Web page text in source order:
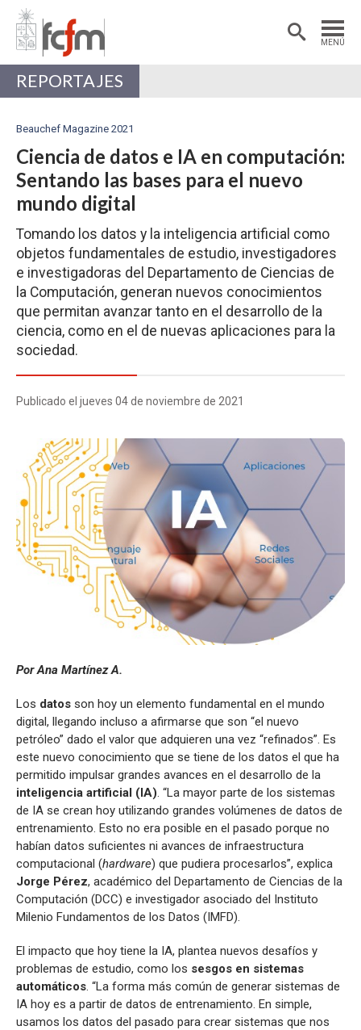
MENÚ
Estudiantes
Académicas/os
REPORTAJES
Beauchef Magazine 2021
Ciencia de datos e IA en computación:
Sentando las bases para el nuevo
mundo digital
Tomando los datos y la inteligencia artificial como
objetos fundamentales de estudio, investigadores
e investigadoras del Departamento de Ciencias de
la Computación, generan nuevos conocimientos
que permitan avanzar tanto en el desarrollo de la
ciencia, como en el de nuevas aplicaciones para la
sociedad.
Publicado el jueves 04 de noviembre de 2021
Por Ana Martínez A.
Los datos son hoy un elemento fundamental en el mundo
digital, llegando incluso a afirmarse que son “el nuevo
petróleo” dado el valor que adquieren una vez “refinados”. Es
este nuevo conocimiento que se tiene de los datos el que ha
permitido impulsar grandes avances en el desarrollo de la
inteligencia artificial (IA). “La mayor parte de los sistemas
de IA se crean hoy utilizando grandes volúmenes de datos de
entrenamiento. Esto no era posible en el pasado porque no
habían datos suficientes ni avances de infraestructura
computacional (hardware) que pudiera procesarlos”, explica
Jorge Pérez, académico del Departamento de Ciencias de la
Computación (DCC) e investigador asociado del Instituto
Milenio Fundamentos de los Datos (IMFD).
El impacto que hoy tiene la IA, plantea nuevos desafíos y
problemas de estudio, como los sesgos en sistemas
automáticos. “La forma más común de generar sistemas de
IA hoy es a partir de datos de entrenamiento. En simple,
usamos los datos del pasado para crear sistemas que nos